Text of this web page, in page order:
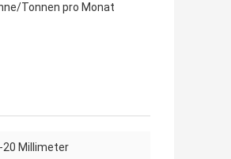
Tonnen pro Monat
20 Millimeter